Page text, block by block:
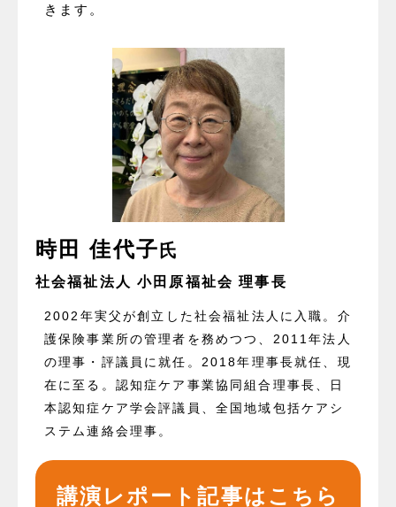
きます。
時田 佳代子 氏
社会福祉法人 小田原福祉会 理事長
2002年実父が創立した社会福祉法人に入職。介
護保険事業所の管理者を務めつつ、2011年法人
の理事・評議員に就任。2018年理事長就任、現
在に至る。認知症ケア事業協同組合理事長、日
本認知症ケア学会評議員、全国地域包括ケアシ
ステム連絡会理事。
講演レポート記事はこちら